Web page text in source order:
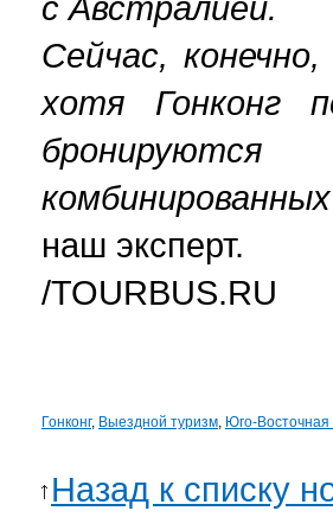
Сейчас,
хотя Гонконг
наш эксперт.
/TOURBUS.RU
Гонконг, Выездной туризм, Юго-Восточная
Назад к списку